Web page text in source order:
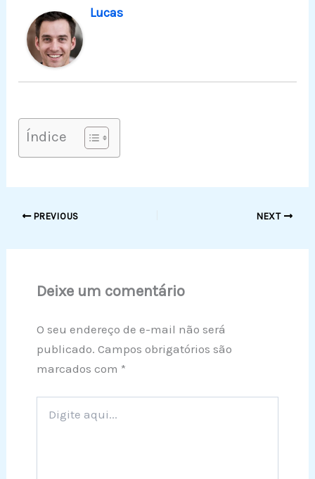
Lucas
Índice
PREVIOUS NEXT
Deixe um comentário
O seu endereço de e-mail não será
publicado. Campos obrigatórios são
marcados com *
aqui...